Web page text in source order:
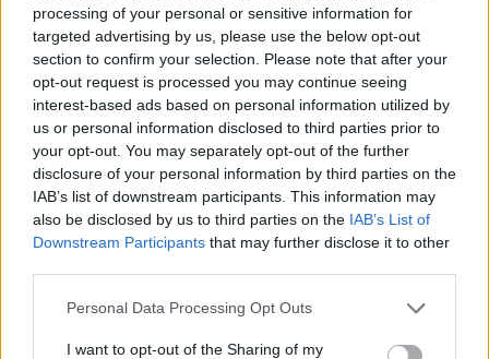
processing of your personal or sensitive information for
targeted advertising by us, please use the below opt-out
section to confirm your selection. Please note that after your
opt-out request is processed you may continue seeing
interest-based ads based on personal information utilized by
us or personal information disclosed to third parties prior to
your opt-out. You may separately opt-out of the further
disclosure of your personal information by third parties on the
IAB’s list of downstream participants. This information may
also be disclosed by us to third parties on the IAB’s List of
Downstream Participants that may further disclose it to other
Personal Data Processing Opt Outs
I want to opt-out of the Sharing of my